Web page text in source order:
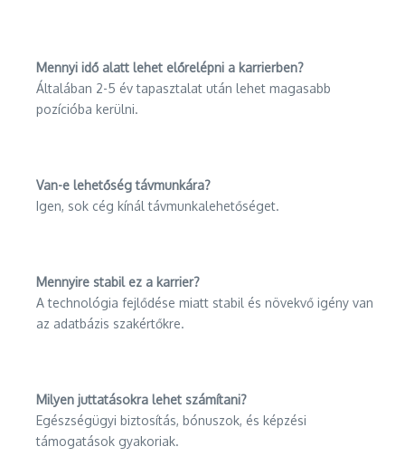
Mennyi idő alatt lehet előrelépni a karrierben?
Általában 2-5 év tapasztalat után lehet magasabb
pozícióba kerülni.
Van-e lehetőség távmunkára?
Igen, sok cég kínál távmunkalehetőséget.
Mennyire stabil ez a karrier?
A technológia fejlődése miatt stabil és növekvő igény van
az adatbázis szakértőkre.
Milyen juttatásokra lehet számítani?
Egészségügyi biztosítás, bónuszok, és képzési
támogatások gyakoriak.